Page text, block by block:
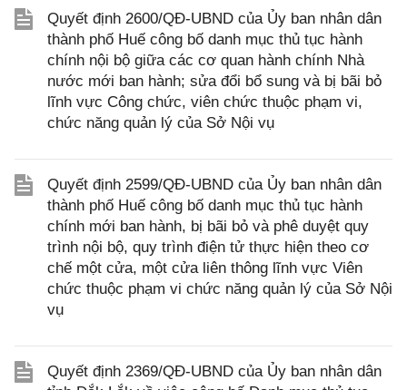
Quyết định 2600/QĐ-UBND của Ủy ban nhân dân
thành phố Huế công bố danh mục thủ tục hành
chính nội bộ giữa các cơ quan hành chính Nhà
nước mới ban hành; sửa đổi bổ sung và bị bãi bỏ
lĩnh vực Công chức, viên chức thuộc phạm vi,
chức năng quản lý của Sở Nội vụ
Quyết định 2599/QĐ-UBND của Ủy ban nhân dân
thành phố Huế công bố danh mục thủ tục hành
chính mới ban hành, bị bãi bỏ và phê duyệt quy
trình nội bộ, quy trình điện tử thực hiện theo cơ
chế một cửa, một cửa liên thông lĩnh vực Viên
chức thuộc phạm vi chức năng quản lý của Sở Nội
vụ
Quyết định 2369/QĐ-UBND của Ủy ban nhân dân